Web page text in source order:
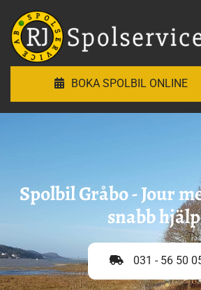
BOKA SPOLBIL ONLINE
Spolbil Gråbo - Jour
snabb
031 - 56 50